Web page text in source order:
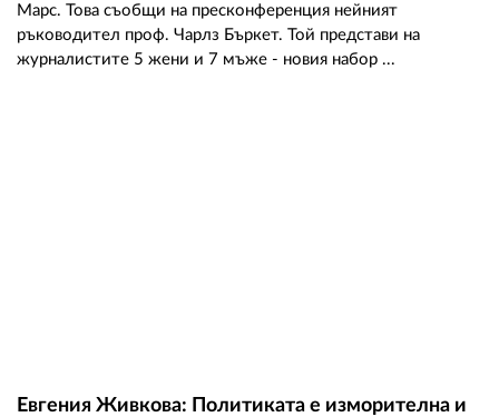
Марс. Това съобщи на пресконференция нейният
ръководител проф. Чарлз Бъркет. Той представи на
журналистите 5 жени и 7 мъже - новия набор ...
Евгения Живкова: Политиката е изморителна и